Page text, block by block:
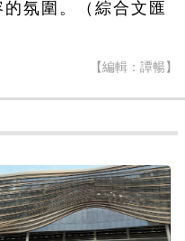
氛圍。（綜合文匯
【編輯：譚暢】